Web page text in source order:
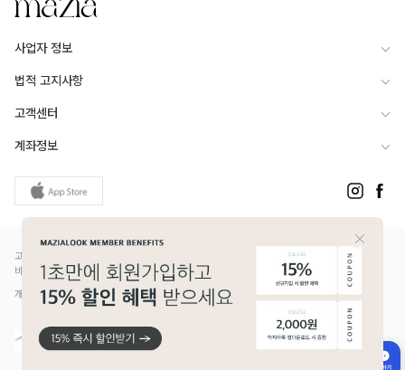
사업자 정보
법적 고지사항
고객센터
계좌정보
고객님은 안전거래를 위해 현금 등으로 결제 시 저희 쇼핑몰에서 가입한 PG사의 구매안전서
비스를 이용하실 수 있습니다.
개인정보보호배상책임보험(Ⅱ) 가입 - 메리츠화재 증권번호 14610-1327